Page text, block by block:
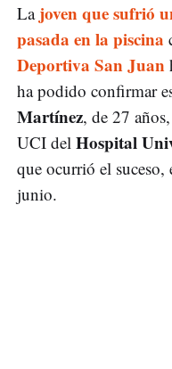
La joven que sufrió
pasada en la piscina
Deportiva San Juan
ha podido confirmar
Martínez, de 27
UCI del Hospital
que ocurrió el suceso,
junio.